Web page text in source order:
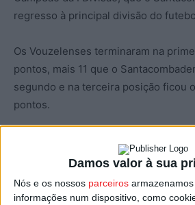
Damos valor à sua
Nós e os nossos parceiros
informações num dispositivo, como
regresso à principal divisão do
Os Vouzelenses terminaram na
pontos, mais 11 que o
segundo e na terceira posição ficou
pontos.